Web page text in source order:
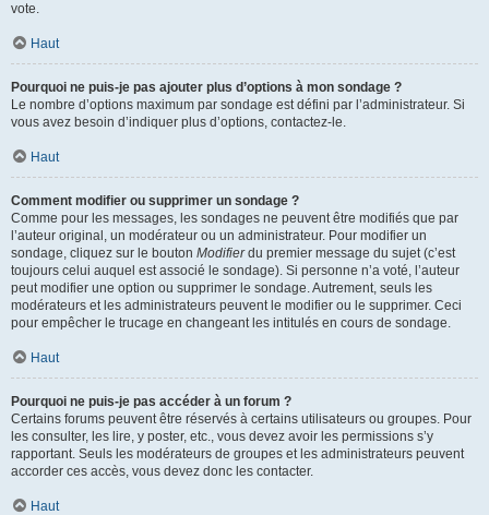
vote.
Haut
Pourquoi ne puis-je pas ajouter plus d’options à mon sondage ?
Le nombre d’options maximum par sondage est défini par l’administrateur. Si
vous avez besoin d’indiquer plus d’options, contactez-le.
Haut
Comment modifier ou supprimer un sondage ?
Comme pour les messages, les sondages ne peuvent être modifiés que par
l’auteur original, un modérateur ou un administrateur. Pour modifier un
sondage, cliquez sur le bouton Modifierdu premier message du sujet (c’est
toujours celui auquel est associé le sondage). Si personne n’a voté, l’auteur
peut modifier une option ou supprimer le sondage. Autrement, seuls les
modérateurs et les administrateurs peuvent le modifier ou le supprimer. Ceci
pour empêcher le trucage en changeant les intitulés en cours de sondage.
Haut
Pourquoi ne puis-je pas accéder à un forum ?
Certains forums peuvent être réservés à certains utilisateurs ou groupes. Pour
les consulter, les lire, y poster, etc., vous devez avoir les permissions s’y
rapportant. Seuls les modérateurs de groupes et les administrateurs peuvent
accorder ces accès, vous devez donc les contacter.
Haut